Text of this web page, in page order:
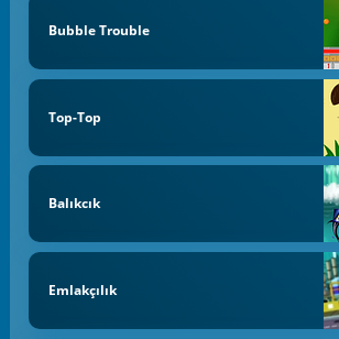
Bubble Trouble
Top-Top
Balıkcık
Emlakçılık